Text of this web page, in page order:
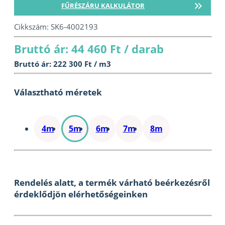
FŰRÉSZÁRU KALKULÁTOR
Cikkszám: SK6-4002193
Bruttó ár: 44 460 Ft / darab
Bruttó ár: 222 300 Ft / m3
Választható méretek
4m 5m 6m 7m 8m
Rendelés alatt, a termék várható beérkezésről
érdeklődjön elérhetőségeinken